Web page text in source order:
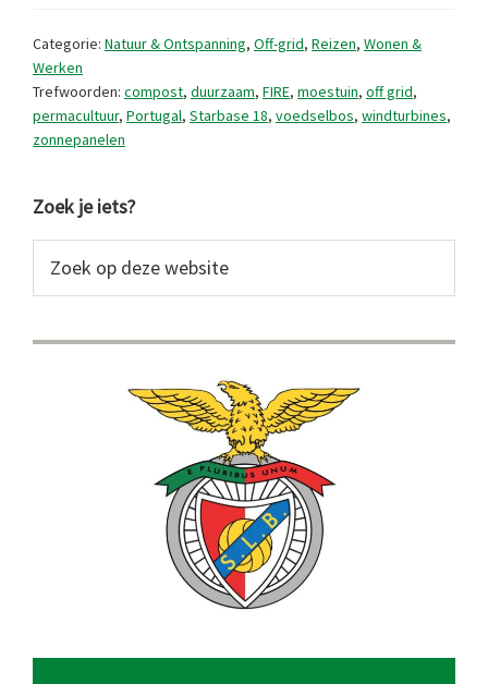
kan
Categorie: Natuur & Ontspanning, Off-grid, Reizen, Wonen &
Werken
Trefwoorden: compost, duurzaam, FIRE, moestuin, off grid,
permacultuur, Portugal, Starbase 18, voedselbos, windturbines,
zonnepanelen
Primaire
Sidebar
Zoek je iets?
op
website